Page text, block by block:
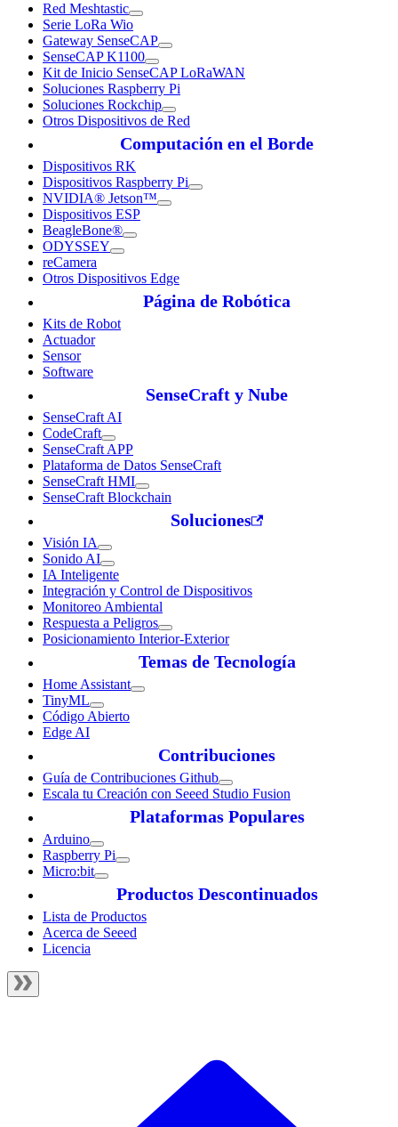
Red Meshtastic
Serie LoRa Wio
Gateway SenseCAP
SenseCAP K1100
Kit de Inicio SenseCAP LoRaWAN
Soluciones Raspberry Pi
Soluciones Rockchip
Otros Dispositivos de Red
Computación en el Borde
Dispositivos RK
Dispositivos Raspberry Pi
NVIDIA® Jetson™
Dispositivos ESP
BeagleBone®
ODYSSEY
reCamera
Otros Dispositivos Edge
Página de Robótica
Kits de Robot
Actuador
Sensor
Software
SenseCraft y Nube
SenseCraft AI
CodeCraft
SenseCraft APP
Plataforma de Datos SenseCraft
SenseCraft HMI
SenseCraft Blockchain
Soluciones
Visión IA
Sonido AI
IA Inteligente
Integración y Control de Dispositivos
Monitoreo Ambiental
Respuesta a Peligros
Posicionamiento Interior-Exterior
Temas de Tecnología
Home Assistant
TinyML
Código Abierto
Edge AI
Contribuciones
Guía de Contribuciones Github
Escala tu Creación con Seeed Studio Fusion
Plataformas Populares
Arduino
Raspberry Pi
Micro:bit
Productos Descontinuados
Lista de Productos
Acerca de Seeed
Licencia